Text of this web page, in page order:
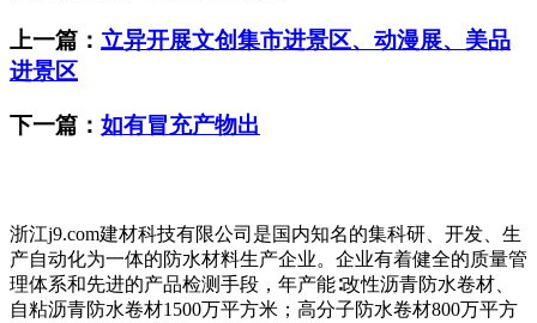
上一篇： 立异开展文创集市进景区、动漫展、美品
进景区
下一篇： 如有冒充产物出
浙江j9.com建材科技有限公司是国内知名的集科研、开发、生
产自动化为一体的防水材料生产企业。企业有着健全的质量管
理体系和先进的产品检测手段，年产能∶改性沥青防水卷材、
自粘沥青防水卷材1500万平方米；高分子防水卷材800万平方